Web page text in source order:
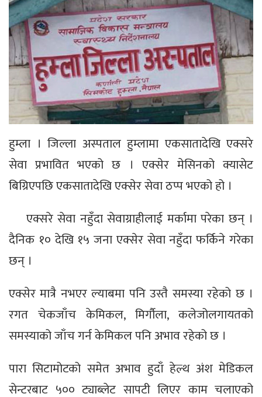
हुम्ला । जिल्ला अस्पताल हुम्लामा एकसातादेखि एक्सरे
सेवा प्रभावित भएको छ । एक्सेर मेसिनको क्यासेट
बिग्रिएपछि एकसातादेखि एक्सेर सेवा ठप्प भएको हो ।
एक्सरे सेवा नहुँदा सेवाग्राहीलाई मर्कामा परेका छन् ।
दैनिक १० देखि १५ जना एक्सेर सेवा नहुँदा फर्किने गरेका
छन् ।
एक्सेर मात्रै नभएर ल्याबमा पनि उस्तै समस्या रहेको छ ।
रगत चेकजाँच केमिकल, मिर्गौला, कलेजोलगायतको
समस्याको जाँच गर्न केमिकल पनि अभाव रहेको छ ।
पारा सिटामोटको समेत अभाव हुदाँ हेल्थ अंश मेडिकल
सेन्टरबाट ५०० ट्याब्लेट सापटी लिएर काम चलाएको